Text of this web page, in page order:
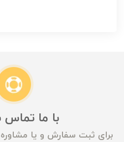
با ما تماس
برای ثبت سفارش و یا